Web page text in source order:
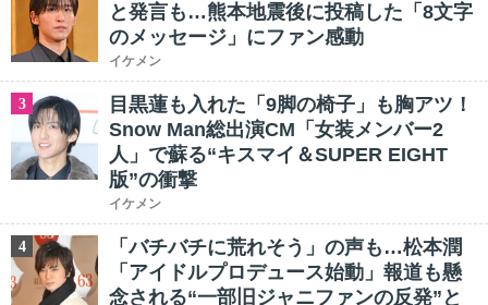
と発言も…熊本地震後に投稿した「8文字
のメッセージ」にファン感動
イケメン
3
目黒蓮も入れた「9脚の椅子」も胸アツ！
Snow Man総出演CM「女装メンバー2
人」で蘇る“キスマイ＆SUPER EIGHT
版”の衝撃
イケメン
4
「バチバチに荒れそう」の声も…松本潤
「アイドルプロデュース始動」報道も懸
念される“一部旧ジャニファンの反発”と